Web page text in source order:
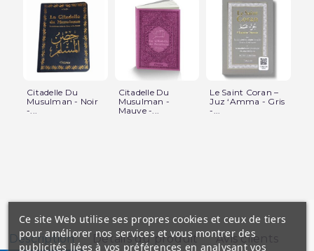
Citadelle Du
Musulman - Noir
-...
Citadelle Du
Musulman -
Mauve -...
Le Saint Coran –
Juz ‘Amma - Gris
-...
Description Détails du produit Avis clients
Ce site Web utilise ses propres cookies et ceux de tiers
pour améliorer nos services et vous montrer des
publicités liées à vos préférences en analysant vos